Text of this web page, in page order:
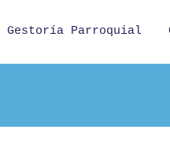
Gestoría Parroquial